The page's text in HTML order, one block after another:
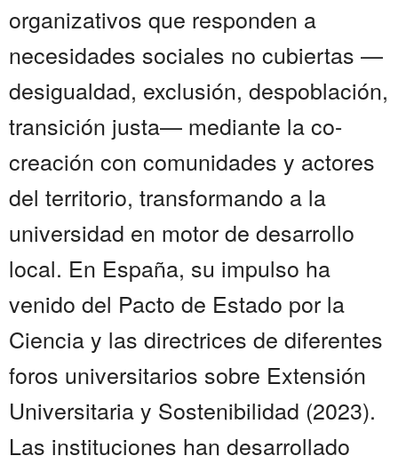
organizativos que responden a
necesidades sociales no cubiertas —
desigualdad, exclusión, despoblación,
transición justa— mediante la co-
creación con comunidades y actores
del territorio, transformando a la
universidad en motor de desarrollo
local. En España, su impulso ha
venido del Pacto de Estado por la
Ciencia y las directrices de diferentes
foros universitarios sobre Extensión
Universitaria y Sostenibilidad (2023).
Las instituciones han desarrollado